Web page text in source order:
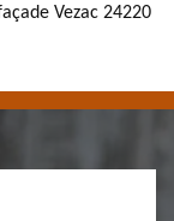
Vezac 24220